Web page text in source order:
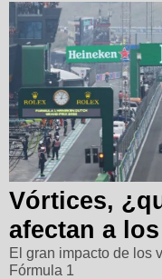
Vórtices,
afectan a
El gran impacto de los
Fórmula 1